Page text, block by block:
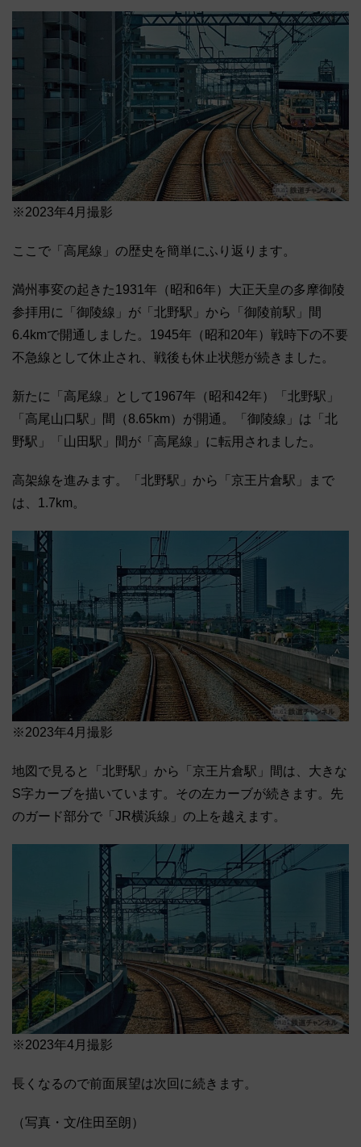
※2023年4月撮影
ここで「高尾線」の歴史を簡単にふり返ります。
満州事変の起きた1931年（昭和6年）大正天皇の多摩御陵
参拝用に「御陵線」が「北野駅」から「御陵前駅」間
6.4kmで開通しました。1945年（昭和20年）戦時下の不要
不急線として休止され、戦後も休止状態が続きました。
新たに「高尾線」として1967年（昭和42年）「北野駅」
「高尾山口駅」間（8.65km）が開通。「御陵線」は「北
野駅」「山田駅」間が「高尾線」に転用されました。
高架線を進みます。「北野駅」から「京王片倉駅」まで
は、1.7km。
※2023年4月撮影
地図で見ると「北野駅」から「京王片倉駅」間は、大きな
S字カーブを描いています。その左カーブが続きます。先
のガード部分で「JR横浜線」の上を越えます。
※2023年4月撮影
長くなるので前面展望は次回に続きます。
（写真・文/住田至朗）